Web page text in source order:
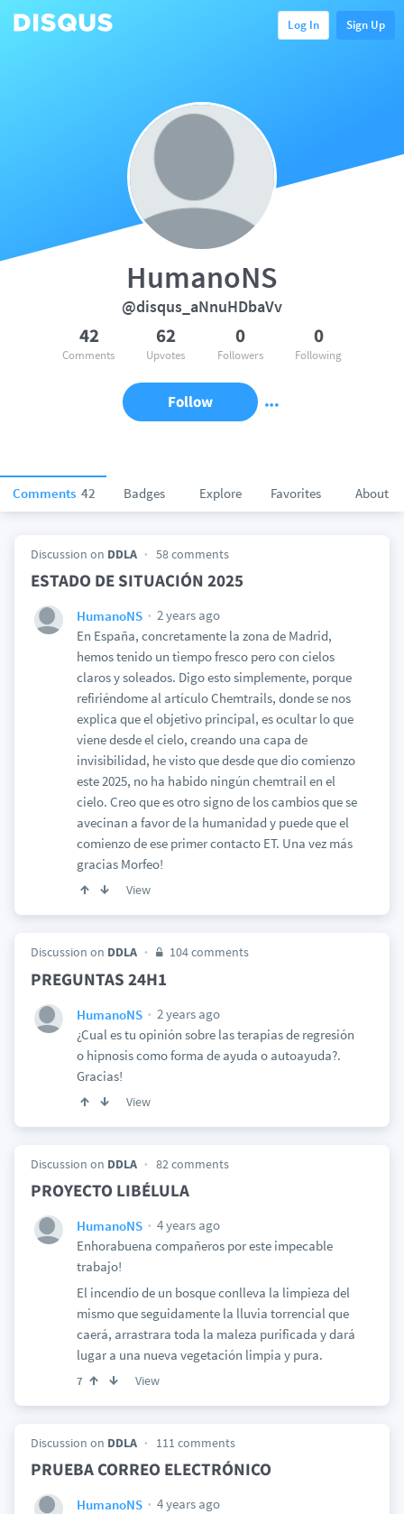
Log In Sign Up
Comments 42 Badges Explore Favorites About
HumanoNS
@disqus_aNnuHDbaVv
42
Comments
62
Upvotes
0
Followers
0
Following
Follow
Discussion on DDLA 58 comments
ESTADO DE SITUACIÓN 2025
HumanoNS
2 years ago
En España, concretamente la zona de Madrid,
hemos tenido un tiempo fresco pero con cielos
claros y soleados. Digo esto simplemente, porque
refiriéndome al artículo Chemtrails, donde se nos
explica que el objetivo principal, es ocultar lo que
viene desde el cielo, creando una capa de
invisibilidad, he visto que desde que dio comienzo
este 2025, no ha habido ningún chemtrail en el
cielo. Creo que es otro signo de los cambios que se
avecinan a favor de la humanidad y puede que el
comienzo de ese primer contacto ET. Una vez más
gracias Morfeo!
View
Discussion on DDLA 104 comments
PREGUNTAS 24H1
HumanoNS
2 years ago
¿Cual es tu opinión sobre las terapias de regresión
o hipnosis como forma de ayuda o autoayuda?.
Gracias!
View
Discussion on DDLA 82 comments
PROYECTO LIBÉLULA
HumanoNS
4 years ago
Enhorabuena compañeros por este impecable
trabajo!
El incendio de un bosque conlleva la limpieza del
mismo que seguidamente la lluvia torrencial que
caerá, arrastrara toda la maleza purificada y dará
lugar a una nueva vegetación limpia y pura.
7 View
Discussion on DDLA 111 comments
PRUEBA CORREO ELECTRÓNICO
HumanoNS
4 years ago